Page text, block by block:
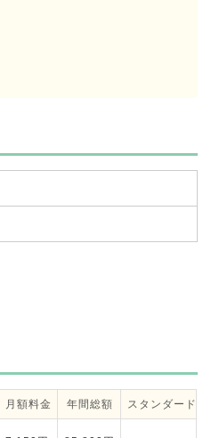
月額料金 年間総額 スタンダード